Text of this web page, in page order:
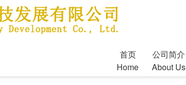
首页
Home
公司简介
About Us